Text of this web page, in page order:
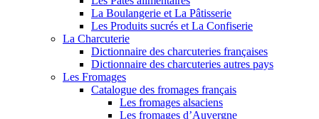
La Boulangerie et La Pâtisserie
Les Produits sucrés et La Confiserie
La Charcuterie
Dictionnaire des charcuteries françaises
Dictionnaire des charcuteries autres pays
Les Fromages
Catalogue des fromages français
Les fromages alsaciens
Les fromages d’Auvergne